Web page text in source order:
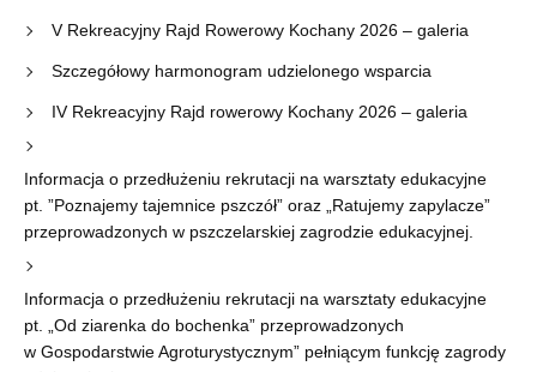
V Rekreacyjny Rajd Rowerowy Kochany 2026 – galeria
Szczegółowy harmonogram udzielonego wsparcia
IV Rekreacyjny Rajd rowerowy Kochany 2026 – galeria
Informacja o przedłużeniu rekrutacji na warsztaty edukacyjne
pt. ”Poznajemy tajemnice pszczół” oraz „Ratujemy zapylacze”
przeprowadzonych w pszczelarskiej zagrodzie edukacyjnej.
Informacja o przedłużeniu rekrutacji na warsztaty edukacyjne
pt. „Od ziarenka do bochenka” przeprowadzonych
w Gospodarstwie Agroturystycznym” pełniącym funkcję zagrody